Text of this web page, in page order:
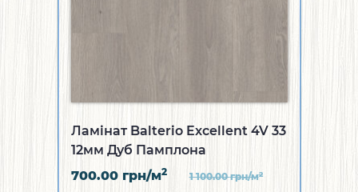
Ламінат Balterio Excellent 4V 33
12мм Дуб Памплона
700.00 грн/м2 1 100.00грн/м2